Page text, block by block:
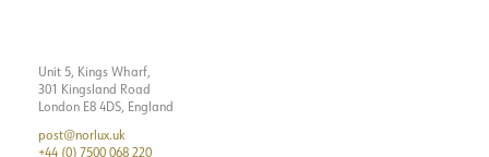
Unit 5, Kings Wharf,
301 Kingsland Road
London E8 4DS, England
post@norlux.uk
+44 (0) 7500 068 220